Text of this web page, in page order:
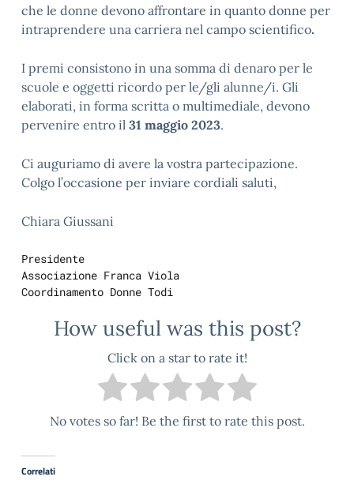
che le donne devono affrontare in quanto donne per
intraprendere una carriera nel campo scientifico.
I premi consistono in una somma di denaro per le
scuole e oggetti ricordo per le/gli alunne/i. Gli
elaborati, in forma scritta o multimediale, devono
pervenire entro il 31 maggio 2023.
Ci auguriamo di avere la vostra partecipazione.
Colgo l’occasione per inviare cordiali saluti,
Chiara Giussani
Presidente
Associazione Franca Viola
Coordinamento Donne Todi
How useful was this post?
Click on a star to rate it!
No votes so far! Be the first to rate this post.
Correlati